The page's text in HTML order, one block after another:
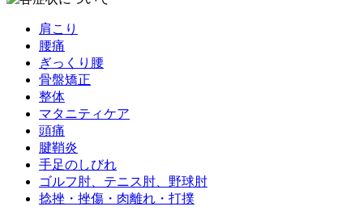
肩こり
腰痛
ぎっくり腰
骨盤矯正
整体
マタニティケア
頭痛
腱鞘炎
手足のしびれ
ゴルフ肘、テニス肘、野球肘
捻挫・挫傷・肉離れ・打撲